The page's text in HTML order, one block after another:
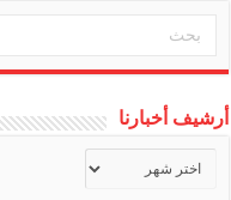
أرشيف أخبارنا
أخبارنا